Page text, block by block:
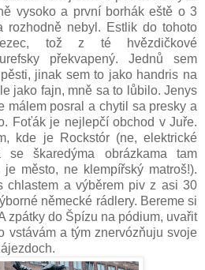
vysoko a první borhák eště o 3
rozhodně nebyl. Estlik do tohoto
tož z té hvězdičkové
překvapený. Jednů sem
jinak sem to jako handris na
jako fajn, mně sa to lůbilo. Jenys
málem posral a chytil sa presky a
Foťák je nejlepčí obchod v Juře.
kde je Rockstór (ne, elektrické
škaredýma obrázkama tam
město, ne klempířský matroš!).
chlastem a výběrem piv z asi 30
německé rádlery. Bereme si
zpátky do Špízu na pódium, uvařit
vstávám a tým znervózňuju svoje